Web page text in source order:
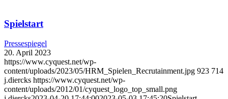
Spielstart
Pressespiegel
20. April 2023
https://www.cyquest.net/wp-
content/uploads/2023/05/HRM_Spielen_Recrutainment.jpg 923 714
j.diercks https://www.cyquest.net/wp-
content/uploads/2012/01/cyquest_logo_top_small.png